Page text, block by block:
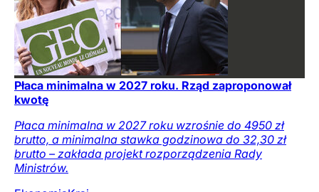
Płaca minimalna w 2027 roku. Rząd zaproponował
kwotę
Płaca minimalna w 2027 roku wzrośnie do 4950 zł
brutto, a minimalna stawka godzinowa do 32,30 zł
brutto – zakłada projekt rozporządzenia Rady
Ministrów.